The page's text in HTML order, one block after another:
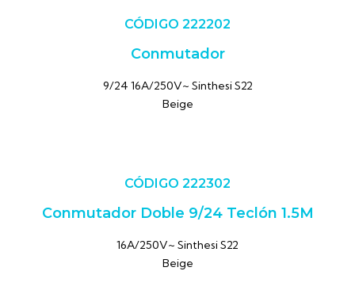
CÓDIGO 222202
Conmutador
9/24 16A/250V~ Sinthesi S22
Beige
CÓDIGO 222302
Conmutador Doble 9/24 Teclón 1.5M
16A/250V~ Sinthesi S22
Beige